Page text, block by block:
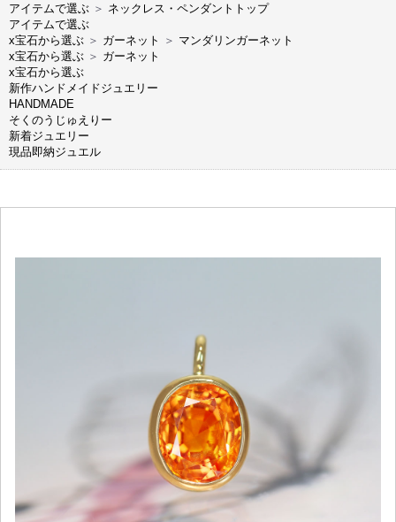
アイテムで選ぶ ＞ ネックレス・ペンダントトップ
アイテムで選ぶ
x宝石から選ぶ ＞ ガーネット ＞ マンダリンガーネット
x宝石から選ぶ ＞ ガーネット
x宝石から選ぶ
新作ハンドメイドジュエリー
HANDMADE
そくのうじゅえりー
新着ジュエリー
現品即納ジュエル